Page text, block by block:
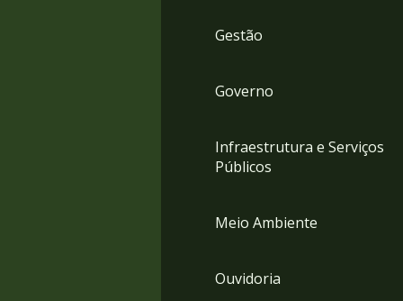
Gestão
Governo
Infraestrutura e Serviços
Públicos
Meio Ambiente
Ouvidoria